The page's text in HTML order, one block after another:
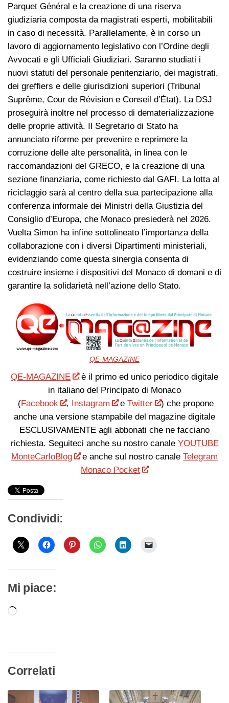
Parquet Général e la creazione di una riserva
giudiziaria composta da magistrati esperti, mobilitabili
in caso di necessità. Parallelamente, è in corso un
lavoro di aggiornamento legislativo con l’Ordine degli
Avvocati e gli Ufficiali Giudiziari. Saranno studiati i
nuovi statuti del personale penitenziario, dei magistrati,
dei greffiers e delle giurisdizioni superiori (Tribunal
Suprême, Cour de Révision e Conseil d’État). La DSJ
proseguirà inoltre nel processo di dematerializzazione
delle proprie attività. Il Segretario di Stato ha
annunciato riforme per prevenire e reprimere la
corruzione delle alte personalità, in linea con le
raccomandazioni del GRECO, e la creazione di una
sezione finanziaria, come richiesto dal GAFI. La lotta al
riciclaggio sarà al centro della sua partecipazione alla
conferenza informale dei Ministri della Giustizia del
Consiglio d’Europa, che Monaco presiederà nel 2026.
Vuelta Simon ha infine sottolineato l’importanza della
collaborazione con i diversi Dipartimenti ministeriali,
evidenziando come questa sinergia consenta di
costruire insieme i dispositivi del Monaco di domani e di
garantire la solidarietà nell’azione dello Stato.
QE-MAGAZINE
QE-MAGAZINE
è il primo ed unico periodico digitale
in italiano del Principato di Monaco
(Facebook , Instagram eTwitter
) che propone
anche una versione stampabile del magazine digitale
ESCLUSIVAMENTE agli abbonati che ne facciano
richiesta. Seguiteci anche su nostro canale YOUTUBE
MonteCarloBlog
e anche sul nostro canaleTelegram
Monaco Pocket
Condividi:
Mi piace:
Caricamento
Correlati